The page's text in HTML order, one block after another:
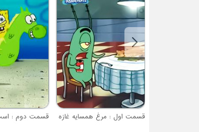
قسمت اول : مرغ همسایه غازه